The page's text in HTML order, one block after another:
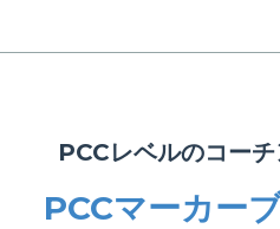
PCCレベルのコー
PCCマーカー